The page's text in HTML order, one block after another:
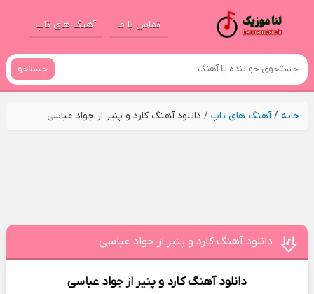
تماس با ما آهنگ های تاپ
جستجو
خانه/آهنگ های تاپ/ دانلود آهنگ کارد و پنیر از جواد عباسی
دانلود آهنگ کارد و پنیر از جواد عباسی
دانلود آهنگکارد و پنیر ازجواد عباسی